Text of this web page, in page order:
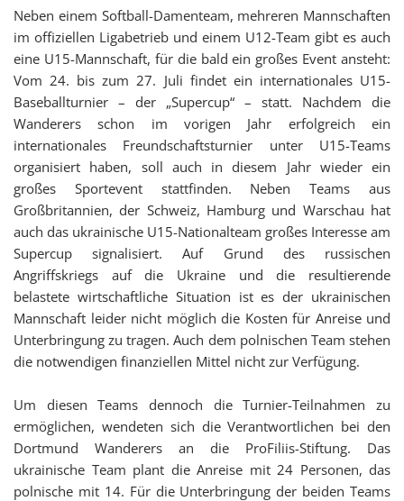
Neben einem Softball-Damenteam, mehreren Mannschaften
im offiziellen Ligabetrieb und einem U12-Team gibt es auch
eine U15-Mannschaft, für die bald ein großes Event ansteht:
Vom 24. bis zum 27. Juli findet ein internationales U15-
Baseballturnier – der „Supercup“ – statt. Nachdem die
Wanderers schon im vorigen Jahr erfolgreich ein
internationales Freundschaftsturnier unter U15-Teams
organisiert haben, soll auch in diesem Jahr wieder ein
großes Sportevent stattfinden. Neben Teams aus
Großbritannien, der Schweiz, Hamburg und Warschau hat
auch das ukrainische U15-Nationalteam großes Interesse am
Supercup signalisiert. Auf Grund des russischen
Angriffskriegs auf die Ukraine und die resultierende
belastete wirtschaftliche Situation ist es der ukrainischen
Mannschaft leider nicht möglich die Kosten für Anreise und
Unterbringung zu tragen. Auch dem polnischen Team stehen
die notwendigen finanziellen Mittel nicht zur Verfügung.
Um diesen Teams dennoch die Turnier-Teilnahmen zu
ermöglichen, wendeten sich die Verantwortlichen bei den
Dortmund Wanderers an die ProFiliis-Stiftung. Das
ukrainische Team plant die Anreise mit 24 Personen, das
polnische mit 14. Für die Unterbringung der beiden Teams